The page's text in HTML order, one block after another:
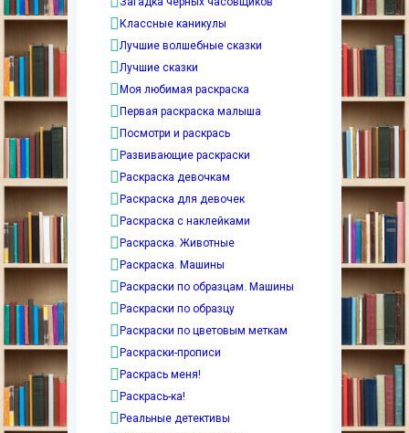
Классные каникулы
Лучшие волшебные сказки
Лучшие сказки
Моя любимая раскраска
Первая раскраска малыша
Посмотри и раскрась
Развивающие раскраски
Раскраска девочкам
Раскраска для девочек
Раскраска с наклейками
Раскраска. Животные
Раскраска. Машины
Раскраски по образцам. Машины
Раскраски по образцу
Раскраски по цветовым меткам
Раскраски-прописи
Раскрась меня!
Раскрась-ка!
Реальные детективы